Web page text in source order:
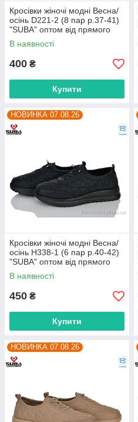
Кросівки жіночі модні Весна/
осінь D221-2 (8 пар р.37-41)
"SUBA" оптом від прямого
постачальника
В наявності
400 ₴
Купити
НОВИНКА 07.08.26
Кросівки жіночі модні Весна/
осінь H338-1 (6 пар р.40-42)
"SUBA" оптом від прямого
постачальника
В наявності
450 ₴
Купити
НОВИНКА 07.08.26